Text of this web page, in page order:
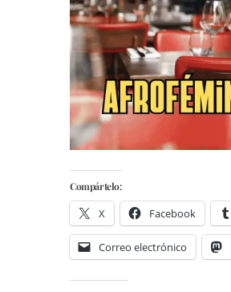
Compártelo:
X Facebook
Correo electrónico